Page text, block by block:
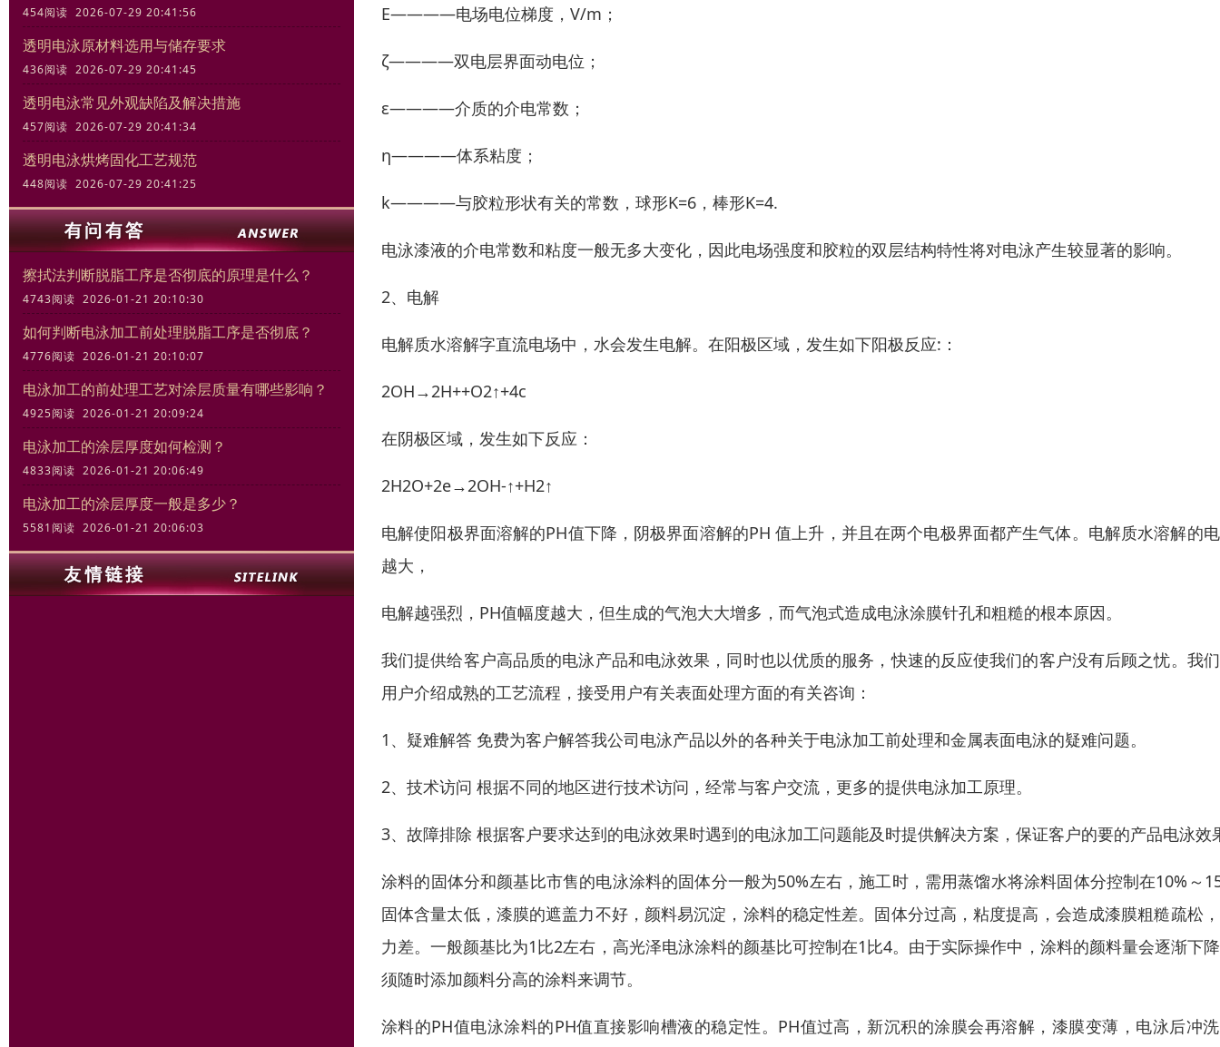
454阅读 2026-07-29 20:41:56
透明电泳原材料选用与储存要求
436阅读 2026-07-29 20:41:45
透明电泳常见外观缺陷及解决措施
457阅读 2026-07-29 20:41:34
透明电泳烘烤固化工艺规范
448阅读 2026-07-29 20:41:25
擦拭法判断脱脂工序是否彻底的原理是什么？
4743阅读 2026-01-21 20:10:30
如何判断电泳加工前处理脱脂工序是否彻底？
4776阅读 2026-01-21 20:10:07
电泳加工的前处理工艺对涂层质量有哪些影响？
4925阅读 2026-01-21 20:09:24
电泳加工的涂层厚度如何检测？
4833阅读 2026-01-21 20:06:49
电泳加工的涂层厚度一般是多少？
5581阅读 2026-01-21 20:06:03
E————电场电位梯度，V/m；
ζ————双电层界面动电位；
ε————介质的介电常数；
η————体系粘度；
k————与胶粒形状有关的常数，球形K=6，棒形K=4.
电泳漆液的介电常数和粘度一般无多大变化，因此电场强度和胶粒的双层结构特性将对电泳产生较显著的影响。
2、电解
电解质水溶解字直流电场中，水会发生电解。在阳极区域，发生如下阳极反应:：
2OH→2H++O2↑+4c
在阴极区域，发生如下反应：
2H2O+2e→2OH-↑+H2↑
电解使阳极界面溶解的PH值下降，阴极界面溶解的PH 值上升，并且在两个电极界面都产生气体。电解质水溶解的
越大，
电解越强烈，PH值幅度越大，但生成的气泡大大增多，而气泡式造成电泳涂膜针孔和粗糙的根本原因。
我们提供给客户高品质的电泳产品和电泳效果，同时也以优质的服务，快速的反应使我们的客户没有后顾之忧。我
用户介绍成熟的工艺流程，接受用户有关表面处理方面的有关咨询：
1、疑难解答 免费为客户解答我公司电泳产品以外的各种关于电泳加工前处理和金属表面电泳的疑难问题。
2、技术访问 根据不同的地区进行技术访问，经常与客户交流，更多的提供电泳加工原理。
3、故障排除 根据客户要求达到的电泳效果时遇到的电泳加工问题能及时提供解决方案，保证客户的要的产品电泳效
涂料的固体分和颜基比市售的电泳涂料的固体分一般为50%左右，施工时，需用蒸馏水将涂料固体分控制在10%～
固体含量太低，漆膜的遮盖力不好，颜料易沉淀，涂料的稳定性差。固体分过高，粘度提高，会造成漆膜粗糙疏松
力差。一般颜基比为1比2左右，高光泽电泳涂料的颜基比可控制在1比4。由于实际操作中，涂料的颜料量会逐渐下
须随时添加颜料分高的涂料来调节。
涂料的PH值电泳涂料的PH值直接影响槽液的稳定性。PH值过高，新沉积的涂膜会再溶解，漆膜变薄，电泳后冲